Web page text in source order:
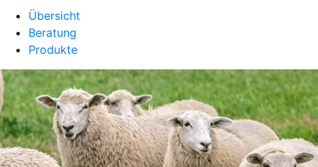
Übersicht
Beratung
Produkte